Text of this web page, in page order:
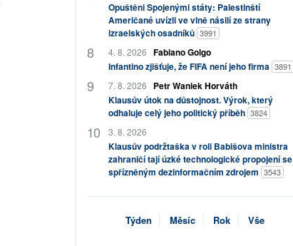
Opuštěni Spojenými státy: Palestinští
Američané uvízli ve vlně násilí ze strany
izraelských osadníků 3991
4. 8. 2026 Fabiano Golgo
Infantino zjišťuje, že FIFA není jeho firma 3891
7. 8. 2026
Petr Waniek Horváth
Klausův útok na důstojnost. Výrok, který
odhaluje celý jeho politický příběh 3824
3. 8. 2026
Klausův podržtaška v roli Babišova ministra
zahraničí tají úzké technologické propojení se
spřízněným dezinformačním zdrojem 3543
Týden Měsíc Rok Vše